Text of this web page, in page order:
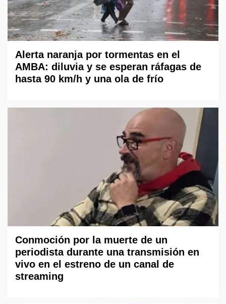
Alerta naranja por tormentas en el
AMBA: diluvia y se esperan ráfagas de
hasta 90 km/h y una ola de frío
Conmoción por la muerte de un
periodista durante una transmisión en
vivo en el estreno de un canal de
streaming